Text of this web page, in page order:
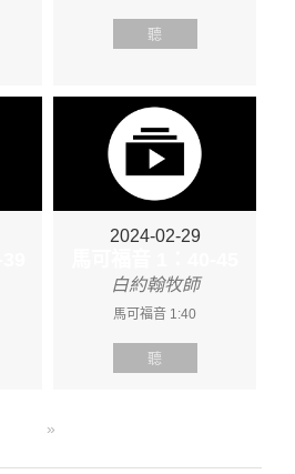
聽
2024-02-29
白約翰牧師
馬可福音 1:40
聽
»